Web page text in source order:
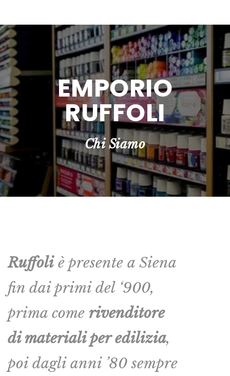
EMPORIO
RUFFOLI
Chi Siamo
Ruffoliè presente a Siena
fin dai primi del ‘900,
prima come rivenditore
di materiali per edilizia,
poi dagli anni ’80 sempre